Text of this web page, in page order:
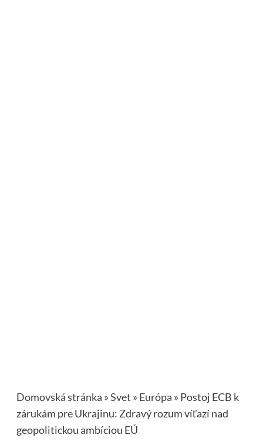
Domovská stránka »Svet » Európa » Postoj ECB k
zárukám pre Ukrajinu: Zdravý rozum víťazí nad
geopolitickou ambíciou EÚ